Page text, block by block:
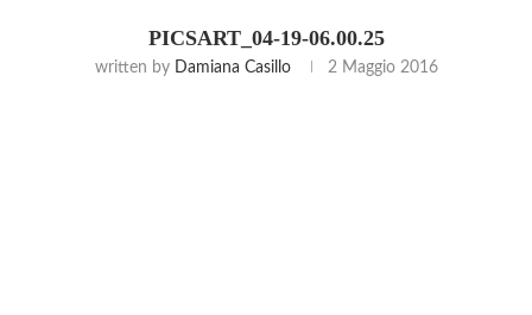
PICSART_04-19-06.00.25
written by Damiana Casillo 2 Maggio 2016